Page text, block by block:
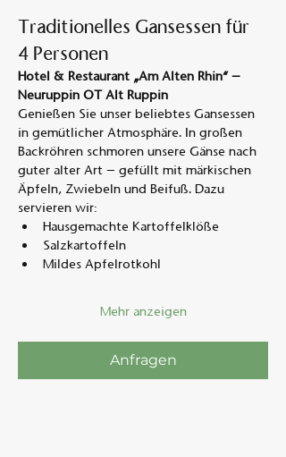
Traditionelles Gansessen für
4 Personen
Hotel & Restaurant „Am Alten Rhin“ –
Neuruppin OT Alt Ruppin
Genießen Sie unser beliebtes Gansessen
in gemütlicher Atmosphäre. In großen
Backröhren schmoren unsere Gänse nach
guter alter Art – gefüllt mit märkischen
Äpfeln, Zwiebeln und Beifuß. Dazu
servieren wir:
Hausgemachte Kartoffelklöße
Salzkartoffeln
Mildes Apfelrotkohl
Mehr anzeigen
Anfragen